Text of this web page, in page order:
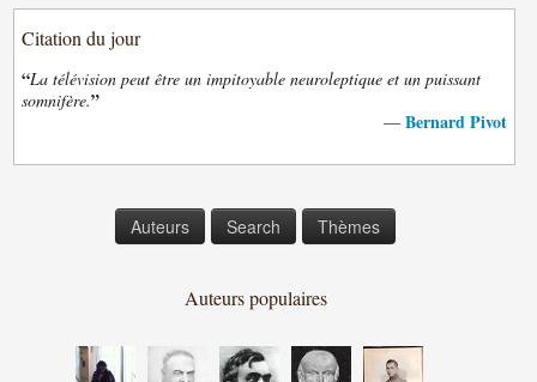
Citation du jour
“La télévision peut être un impitoyable neuroleptique et un puissant
somnifère.”
— Bernard Pivot
Auteurs Search Thèmes
Auteurs populaires